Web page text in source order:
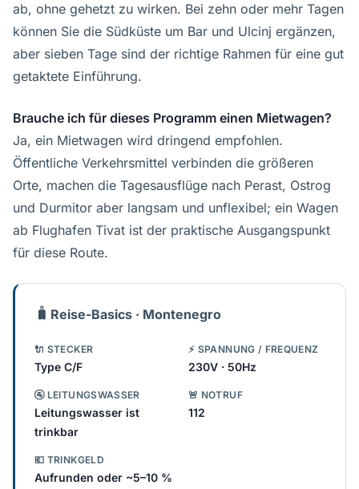
ab, ohne gehetzt zu wirken. Bei zehn oder mehr Tagen
können Sie die Südküste um Bar und Ulcinj ergänzen,
aber sieben Tage sind der richtige Rahmen für eine gut
getaktete Einführung.
Brauche ich für dieses Programm einen Mietwagen?
Ja, ein Mietwagen wird dringend empfohlen.
Öffentliche Verkehrsmittel verbinden die größeren
Orte, machen die Tagesausflüge nach Perast, Ostrog
und Durmitor aber langsam und unflexibel; ein Wagen
ab Flughafen Tivat ist der praktische Ausgangspunkt
für diese Route.
🧳 Reise-Basics · Montenegro
🔌 STECKER
Type C/F
⚡ SPANNUNG / FREQUENZ
230V · 50Hz
🚰 LEITUNGSWASSER
Leitungswasser ist
trinkbar
🚨 NOTRUF
112
💶 TRINKGELD
Aufrunden oder ~5–10 %